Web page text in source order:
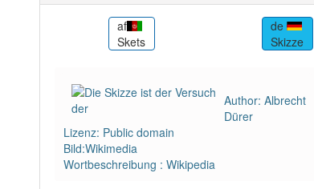
af
Skets
de
Skizze
Author: Albrecht
Dürer
Lizenz: Public domain
Bild:Wikimedia
Wortbeschreibung : Wikipedia